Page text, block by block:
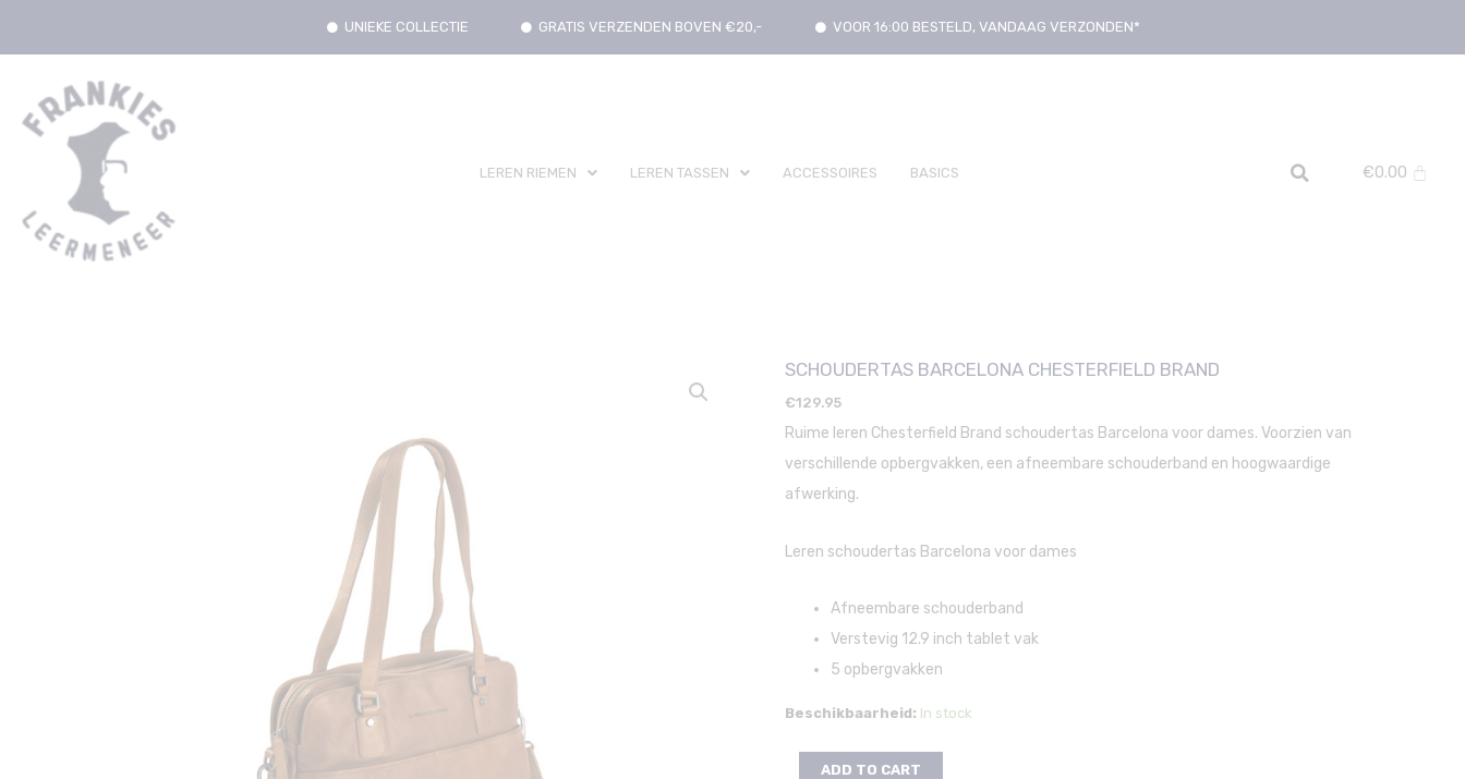
UNIEKE COLLECTIE GRATIS VERZENDEN BOVEN €20,- VOOR 16:00 BESTELD, VANDAAG VERZONDEN*
LEREN RIEMEN LEREN TASSEN ACCESSOIRES BASICS €0.00
SCHOUDERTAS BARCELONA CHESTERFIELD BRAND
€129.95
Ruime leren Chesterfield Brand schoudertas Barcelona voor dames. Voorzien van
verschillende opbergvakken, een afneembare schouderband en hoogwaardige
afwerking.
Leren schoudertas Barcelona voor dames
Afneembare schouderband
Verstevig 12.9 inch tablet vak
5 opbergvakken
Beschikbaarheid: In stock
ADD TO CART